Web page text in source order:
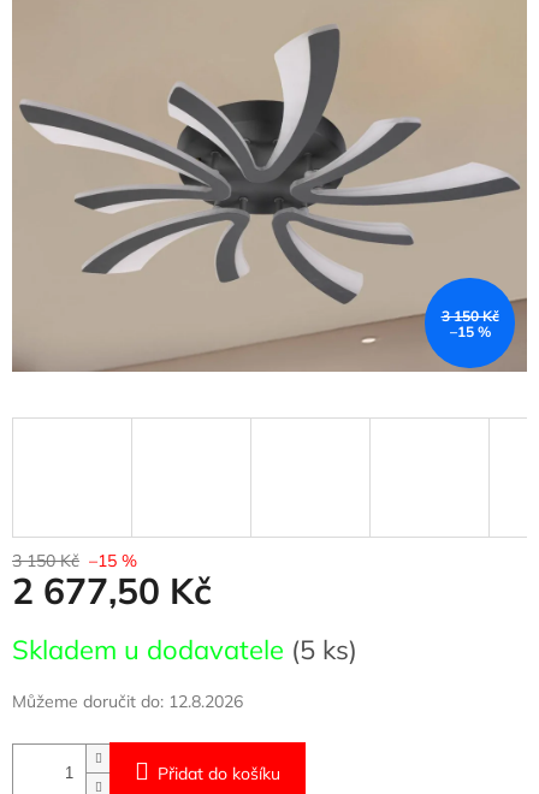
hvězdiček.
3 150 Kč
–15 %
3 150 Kč –15 %
2 677,50 Kč
cena:
Skladem u dodavatele (5 ks)
Můžeme doručit do: 12.8.2026
Přidat do košíku